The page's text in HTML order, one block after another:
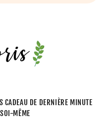
CADEAU DE DERNIÈRE MINUTE
MÊME